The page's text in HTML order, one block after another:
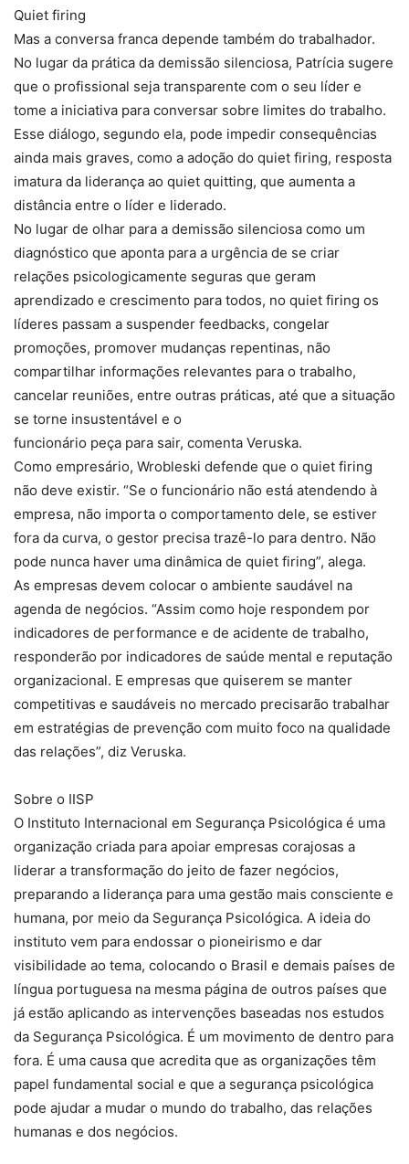
Quiet firing
Mas a conversa franca depende também do trabalhador.
No lugar da prática da demissão silenciosa, Patrícia sugere
que o profissional seja transparente com o seu líder e
tome a iniciativa para conversar sobre limites do trabalho.
Esse diálogo, segundo ela, pode impedir consequências
ainda mais graves, como a adoção do quiet firing, resposta
imatura da liderança ao quiet quitting, que aumenta a
distância entre o líder e liderado.
No lugar de olhar para a demissão silenciosa como um
diagnóstico que aponta para a urgência de se criar
relações psicologicamente seguras que geram
aprendizado e crescimento para todos, no quiet firing os
líderes passam a suspender feedbacks, congelar
promoções, promover mudanças repentinas, não
compartilhar informações relevantes para o trabalho,
cancelar reuniões, entre outras práticas, até que a situação
se torne insustentável e o
funcionário peça para sair, comenta Veruska.
Como empresário, Wrobleski defende que o quiet firing
não deve existir. “Se o funcionário não está atendendo à
empresa, não importa o comportamento dele, se estiver
fora da curva, o gestor precisa trazê-lo para dentro. Não
pode nunca haver uma dinâmica de quiet firing”, alega.
As empresas devem colocar o ambiente saudável na
agenda de negócios. “Assim como hoje respondem por
indicadores de performance e de acidente de trabalho,
responderão por indicadores de saúde mental e reputação
organizacional. E empresas que quiserem se manter
competitivas e saudáveis no mercado precisarão trabalhar
em estratégias de prevenção com muito foco na qualidade
das relações”, diz Veruska.
Sobre o IISP
O Instituto Internacional em Segurança Psicológica é uma
organização criada para apoiar empresas corajosas a
liderar a transformação do jeito de fazer negócios,
preparando a liderança para uma gestão mais consciente e
humana, por meio da Segurança Psicológica. A ideia do
instituto vem para endossar o pioneirismo e dar
visibilidade ao tema, colocando o Brasil e demais países de
língua portuguesa na mesma página de outros países que
já estão aplicando as intervenções baseadas nos estudos
da Segurança Psicológica. É um movimento de dentro para
fora. É uma causa que acredita que as organizações têm
papel fundamental social e que a segurança psicológica
pode ajudar a mudar o mundo do trabalho, das relações
humanas e dos negócios.